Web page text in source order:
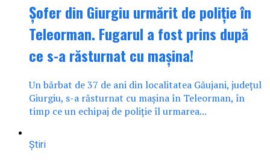
Șofer din Giurgiu urmărit de poliție în
Teleorman. Fugarul a fost prins după
ce s-a răsturnat cu mașina!
Un bărbat de 37 de ani din localitatea Găujani, județul
Giurgiu, s-a răsturnat cu mașina în Teleorman, în
timp ce un echipaj de poliție îl urmarea...
Știri